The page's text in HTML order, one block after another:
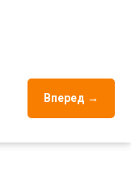
Вперед →